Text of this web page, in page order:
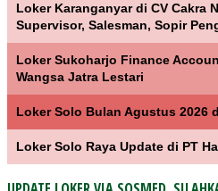
Loker Karanganyar di CV Cakra
Supervisor, Salesman, Sopir
Loker Sukoharjo Finance
Wangsa Jatra Lestari
Loker Solo Bulan Agustus 2026
Loker Solo Raya Update di PT